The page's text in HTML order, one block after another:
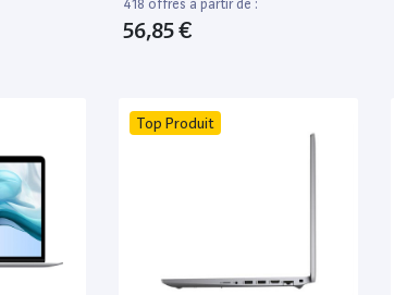
418 offres à partir de :
56,85 €
Top Produit